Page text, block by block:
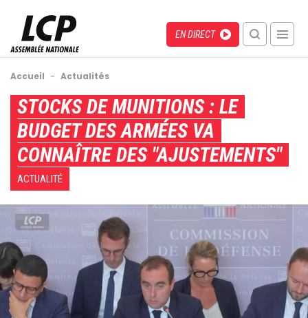
contenu
principal
Menu
recherche
mobile
Direct
EN DIRECT
Fil
d'Ariane
Accueil - Actualités
Back
top
STOCKS DE MUNITIONS : LE
BUDGET DES ARMÉES VA
CONNAÎTRE DES "AJUSTEMENTS"
ACTUALITÉ
Image